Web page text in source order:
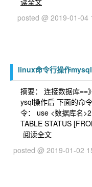
posted @ 2019-01-04
linux命令行操作
摘要： 连接数据库==
ysql操作后 下面的命
令： use <数据库名
TABLE STATUS
阅读全文
posted @ 2019-01-02